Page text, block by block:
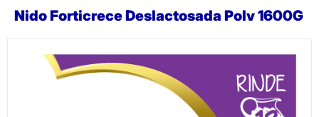
Nido Forticrece Deslactosada Polv 1600G